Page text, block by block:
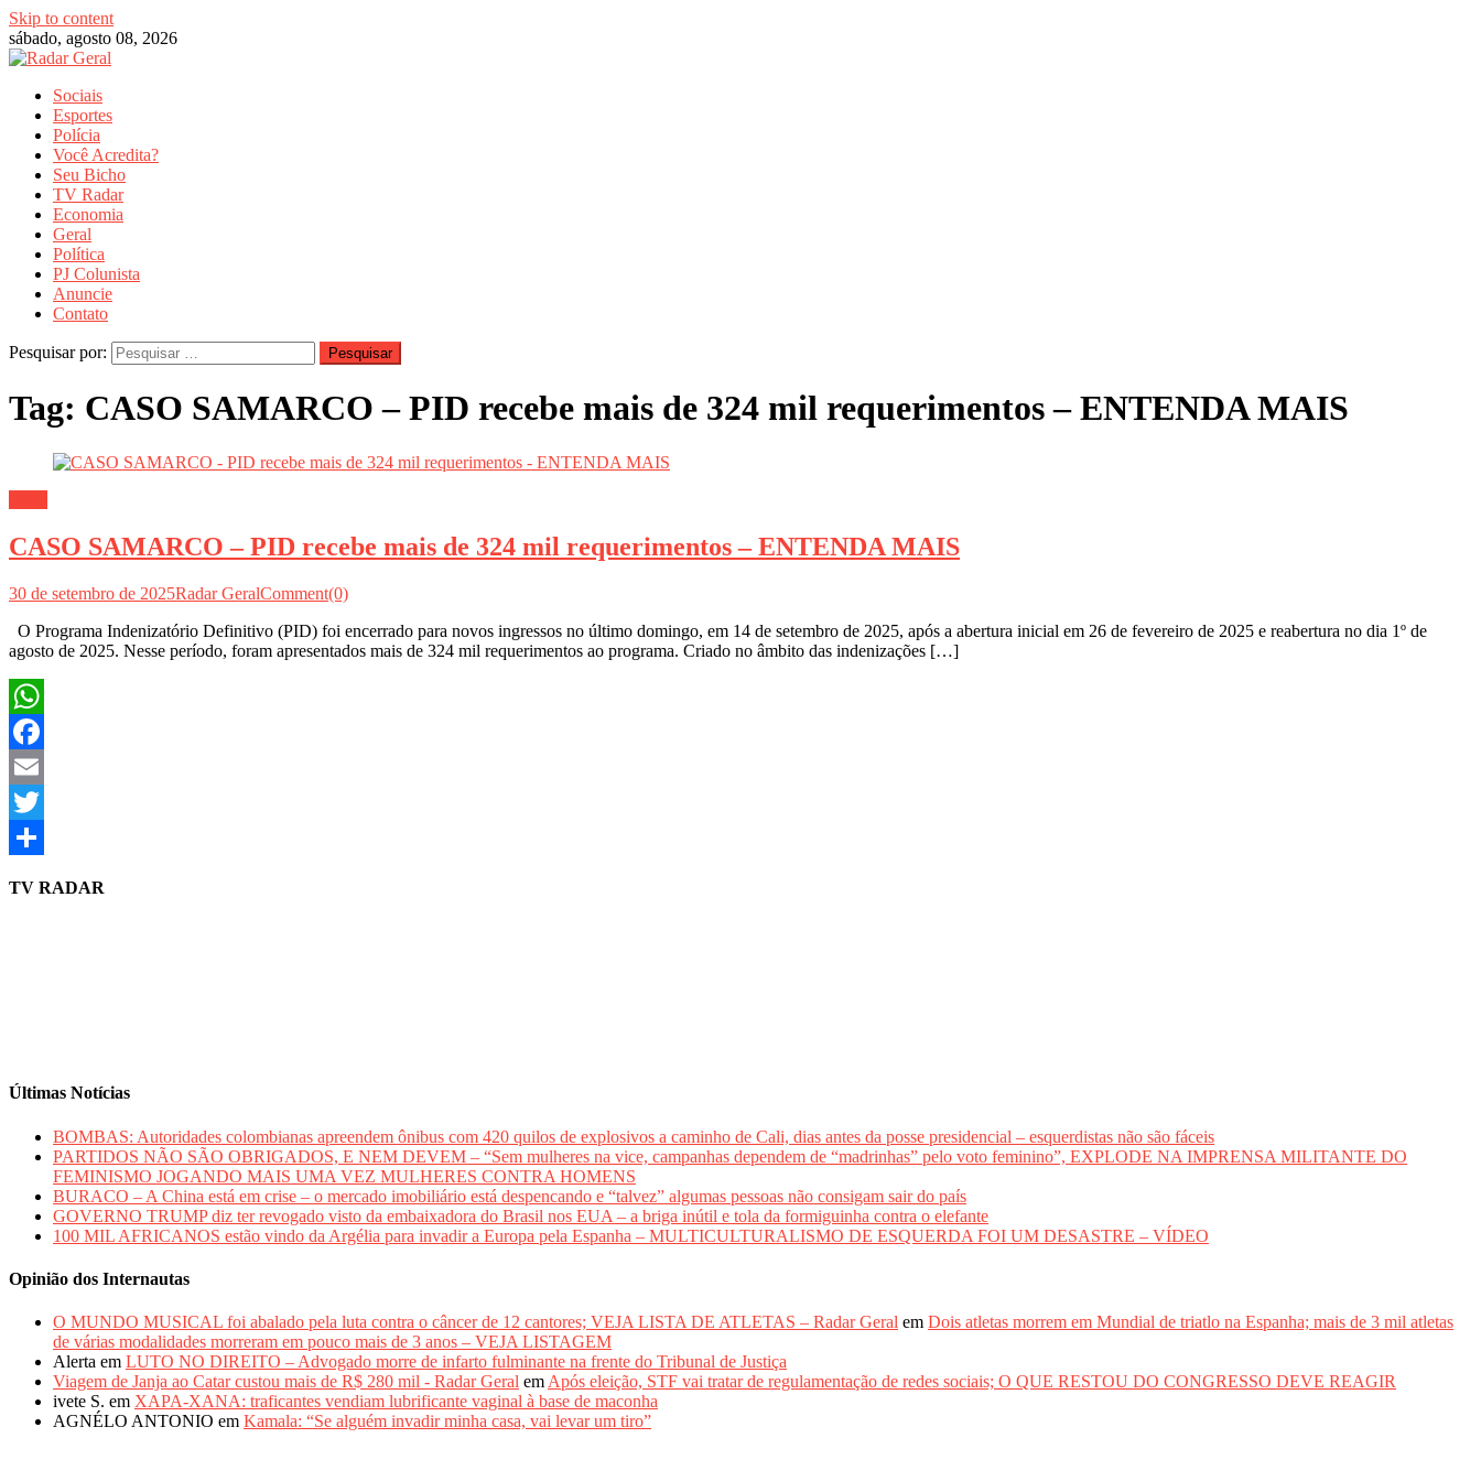
Skip to content
sábado, agosto 08, 2026
Sociais
Esportes
Polícia
Você Acredita?
Seu Bicho
TV Radar
Economia
Geral
Política
PJ Colunista
Anuncie
Contato
Pesquisar por:
Tag: CASO SAMARCO – PID recebe mais de 324 mil requerimentos – ENTENDA MAIS
CASO SAMARCO – PID recebe mais de 324 mil requerimentos – ENTENDA MAIS
30 de setembro de 2025Radar GeralComment(0)
O Programa Indenizatório Definitivo (PID) foi encerrado para novos ingressos no último domingo, em 14 de setembro de 2025, após a abertura inicial em 26 de fevereiro de 2025 e reabertura no dia 1º de
agosto de 2025. Nesse período, foram apresentados mais de 324 mil requerimentos ao programa. Criado no âmbito das indenizações […]
WhatsApp
Facebook
Email
Twitter
TV RADAR
Últimas Notícias
BOMBAS: Autoridades colombianas apreendem ônibus com 420 quilos de explosivos a caminho de Cali, dias antes da posse presidencial – esquerdistas não são fáceis
PARTIDOS NÃO SÃO OBRIGADOS, E NEM DEVEM – “Sem mulheres na vice, campanhas dependem de “madrinhas” pelo voto feminino”, EXPLODE NA IMPRENSA MILITANTE DO
FEMINISMO JOGANDO MAIS UMA VEZ MULHERES CONTRA HOMENS
BURACO – A China está em crise – o mercado imobiliário está despencando e “talvez” algumas pessoas não consigam sair do país
GOVERNO TRUMP diz ter revogado visto da embaixadora do Brasil nos EUA – a briga inútil e tola da formiguinha contra o elefante
100 MIL AFRICANOS estão vindo da Argélia para invadir a Europa pela Espanha – MULTICULTURALISMO DE ESQUERDA FOI UM DESASTRE – VÍDEO
Opinião dos Internautas
O MUNDO MUSICAL foi abalado pela luta contra o câncer de 12 cantores; VEJA LISTA DE ATLETAS – Radar Geral em Dois atletas morrem em Mundial de triatlo na Espanha; mais de 3 mil atletas
de várias modalidades morreram em pouco mais de 3 anos – VEJA LISTAGEM
Alerta em LUTO NO DIREITO – Advogado morre de infarto fulminante na frente do Tribunal de Justiça
Viagem de Janja ao Catar custou mais de R$ 280 mil - Radar Geral em Após eleição, STF vai tratar de regulamentação de redes sociais; O QUE RESTOU DO CONGRESSO DEVE REAGIR
ivete S. em XAPA-XANA: traficantes vendiam lubrificante vaginal à base de maconha
AGNÉLO ANTONIO em Kamala: “Se alguém invadir minha casa, vai levar um tiro”